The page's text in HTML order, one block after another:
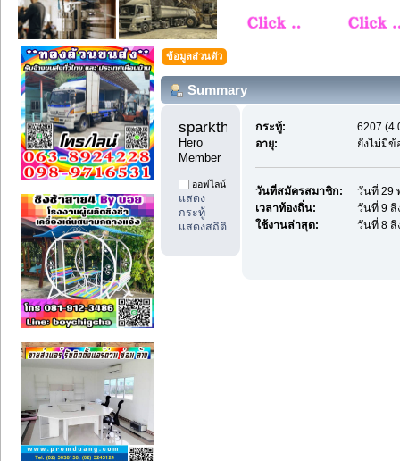
ข้อมูลส่วนตัว
Summary
Hero
Member
ออฟไลน์
แสดง
กระทู้
แสดงสถิติ
กระทู้:
6207
อายุ:
ยังไม่มีข้
วันที่สมัครสมาชิก:
วันที่ 29
เวลาท้องถิ่น:
วันที่ 9 สิ
ใช้งานล่าสุด:
วันที่ 8 สิ